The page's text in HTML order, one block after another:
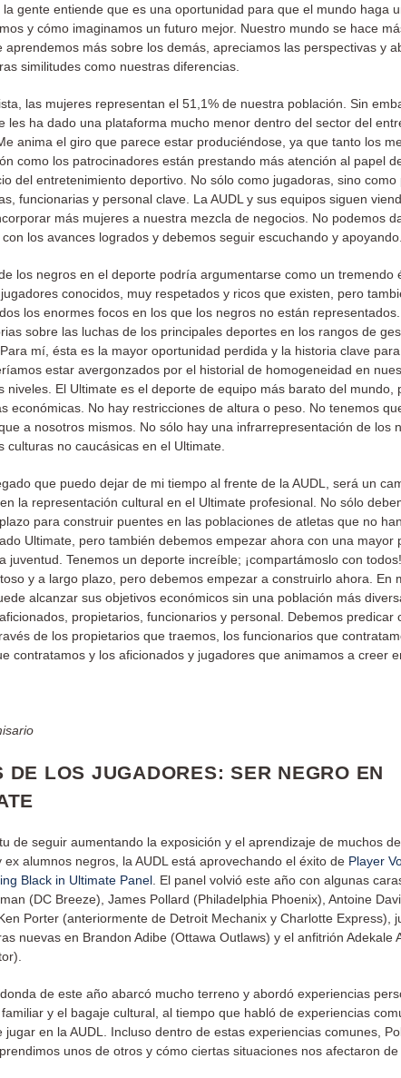
gente entiende que es una oportunidad para que el mundo haga
y cómo imaginamos un futuro mejor. Nuestro mundo se hace
aprendemos más sobre los demás, apreciamos las perspectivas y
similitudes como nuestras diferencias.
las mujeres representan el 51,1% de nuestra población. Sin
les ha dado una plataforma mucho menor dentro del sector del
anima el giro que parece estar produciéndose, ya que tanto los
como los patrocinadores están prestando más atención al papel
del entretenimiento deportivo. No sólo como jugadoras, sino como
funcionarias y personal clave. La AUDL y sus equipos siguen
más mujeres a nuestra mezcla de negocios. No podemos
los avances logrados y debemos seguir escuchando y apoyando.
los negros en el deporte podría argumentarse como un tremendo
conocidos, muy respetados y ricos que existen, pero
los enormes focos en los que los negros no están
sobre las luchas de los principales deportes en los rangos de
mí, ésta es la mayor oportunidad perdida y la historia clave para
estar avergonzados por el historial de homogeneidad en
niveles. El Ultimate es el deporte de equipo más barato del mundo,
económicas. No hay restricciones de altura o peso. No tenemos
a nosotros mismos. No sólo hay una infrarrepresentación de los
culturas no caucásicas en el Ultimate.
que puedo dejar de mi tiempo al frente de la AUDL, será un
la representación cultural en el Ultimate profesional. No sólo
para construir puentes en las poblaciones de atletas que no han
Ultimate, pero también debemos empezar ahora con una mayor
juventud. Tenemos un deporte increíble; ¡compartámoslo con
y a largo plazo, pero debemos empezar a construirlo ahora. En
alcanzar sus objetivos económicos sin una población más
propietarios, funcionarios y personal. Debemos predicar
de los propietarios que traemos, los funcionarios que
contratamos y los aficionados y jugadores que animamos a creer
DE LOS JUGADORES: SER NEGRO EN
de seguir aumentando la exposición y el aprendizaje de muchos
ex alumnos negros, la AUDL está aprovechando el éxito de Player
Black in Ultimate Panel . El panel volvió este año con algunas
(DC Breeze), James Pollard (Philadelphia Phoenix), Antoine
Porter (anteriormente de Detroit Mechanix y Charlotte Express),
nuevas en Brandon Adibe (Ottawa Outlaws) y el anfitrión Adekale
de este año abarcó mucho terreno y abordó experiencias
y el bagaje cultural, al tiempo que habló de experiencias
jugar en la AUDL. Incluso dentro de estas experiencias comunes,
unos de otros y cómo ciertas situaciones nos afectaron